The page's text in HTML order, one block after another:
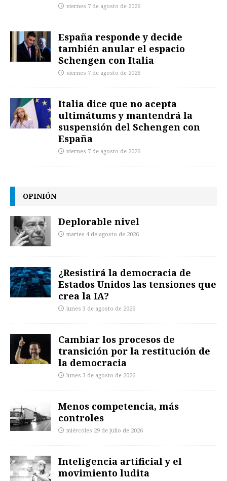
viernes 7 de agosto de 2026
España responde y decide
también anular el espacio
Schengen con Italia
viernes 7 de agosto de 2026
Italia dice que no acepta
ultimátums y mantendrá la
suspensión del Schengen con
España
viernes 7 de agosto de 2026
OPINIÓN
Deplorable nivel
martes 4 de agosto de 2026
¿Resistirá la democracia de
Estados Unidos las tensiones que
crea la IA?
lunes 3 de agosto de 2026
Cambiar los procesos de
transición por la restitución de
la democracia
lunes 3 de agosto de 2026
Menos competencia, más
controles
miércoles 29 de julio de 2026
Inteligencia artificial y el
movimiento ludita